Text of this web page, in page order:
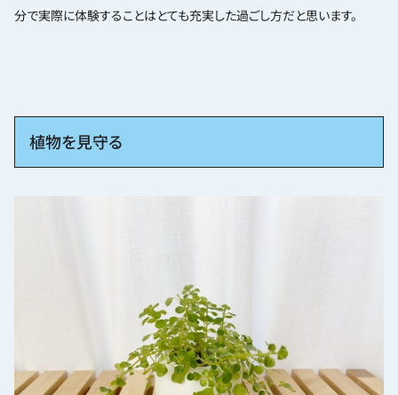
分で実際に体験することはとても充実した過ごし方だと思います。
植物を見守る